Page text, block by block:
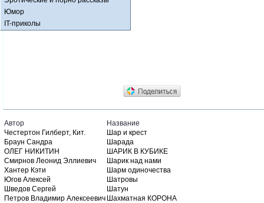
Юмор
IT-приколы
Автор
Название
Честертон Гилберт, Кит.
Шар и крест
Браун Сандра
Шарада
ОЛЕГ НИКИТИН
ШАРИК В КУБИКЕ
Смирнов Леонид Эллиевич
Шарик над нами
Хантер Кэти
Шарм одиночества
Югов Алексей
Шатровы
Шведов Сергей
Шатун
Петров Владимир Алексеевич Шахматная КОРОНА